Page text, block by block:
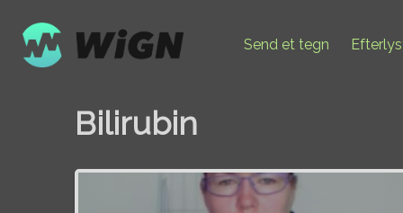
Send et tegn
Bilirubin